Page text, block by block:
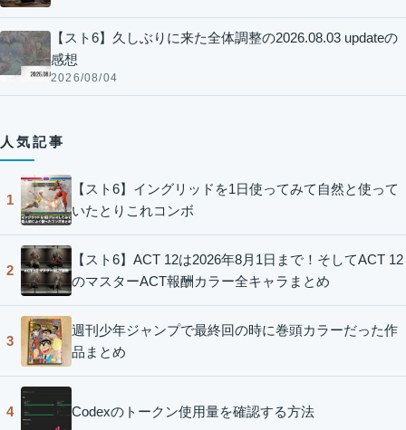
【スト6】久しぶりに来た全体調整の2026.08.03 updateの
感想
2026/08/04
人気記事
1
【スト6】イングリッドを1日使ってみて自然と使って
いたとりこれコンボ
2
【スト6】ACT 12は2026年8月1日まで！そしてACT 12
のマスターACT報酬カラー全キャラまとめ
3
週刊少年ジャンプで最終回の時に巻頭カラーだった作
品まとめ
4 Codexのトークン使用量を確認する方法